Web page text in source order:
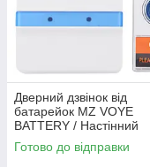
Дверний дзвінок від
батарейок MZ VOYE
BATTERY / Настінний
бездротовий дзвінок для
дому
Готово до відправки